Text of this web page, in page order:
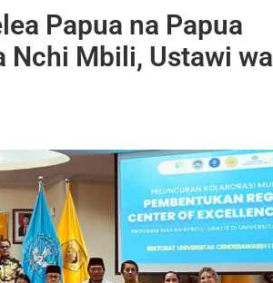
Papua na Papua
Nchi Mbili, Ustawi wa